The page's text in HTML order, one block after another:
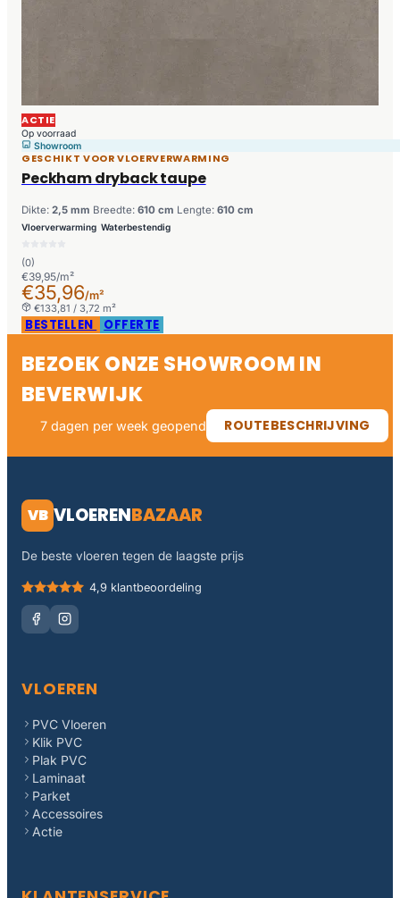
ACTIE
Op voorraad
Showroom
GESCHIKT VOOR VLOERVERWARMING
Peckham dryback taupe
Dikte: 2,5 mm Breedte: 610 cm Lengte: 610 cm
Vloerverwarming Waterbestendig
(0)
€39,95/m²
€35,96/m²
€133,81 / 3,72 m²
BESTELLEN OFFERTE
BEZOEK ONZE SHOWROOM IN
BEVERWIJK
7 dagen per week geopend ROUTEBESCHRIJVING
VB VLOERENBAZAAR
De beste vloeren tegen de laagste prijs
4,9 klantbeoordeling
VLOEREN
PVC Vloeren
Klik PVC
Plak PVC
Laminaat
Parket
Accessoires
Actie